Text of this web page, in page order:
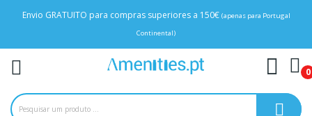
Envio GRATUITO para compras superiores a 150€ (apenas para Portugal
Continental)
0